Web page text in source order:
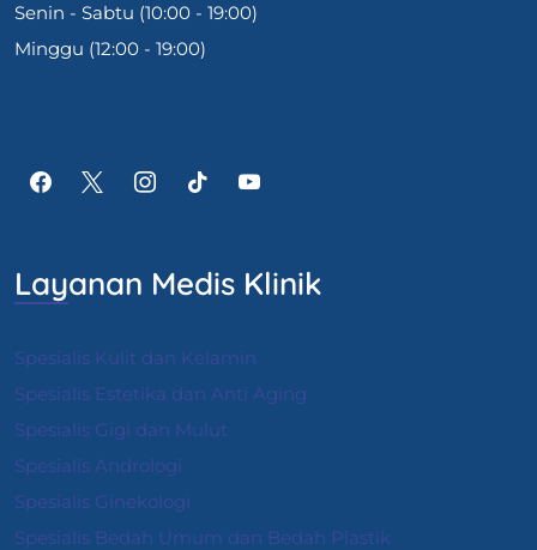
Senin - Sabtu (10:00 - 19:00)
Minggu (12:00 - 19:00)
Layanan Medis Klinik
Spesialis Kulit dan Kelamin
Spesialis Estetika dan Anti Aging
Spesialis Gigi dan Mulut
Spesialis Andrologi
Spesialis Ginekologi
Spesialis Bedah Umum dan Bedah Plastik